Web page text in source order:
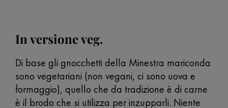
In versione veg.
Di base gli gnocchetti della Minestra mariconda
sono vegetariani (non vegani, ci sono uova e
formaggio), quello che da tradizione è di carne
è il brodo che si utilizza per inzupparli. Niente